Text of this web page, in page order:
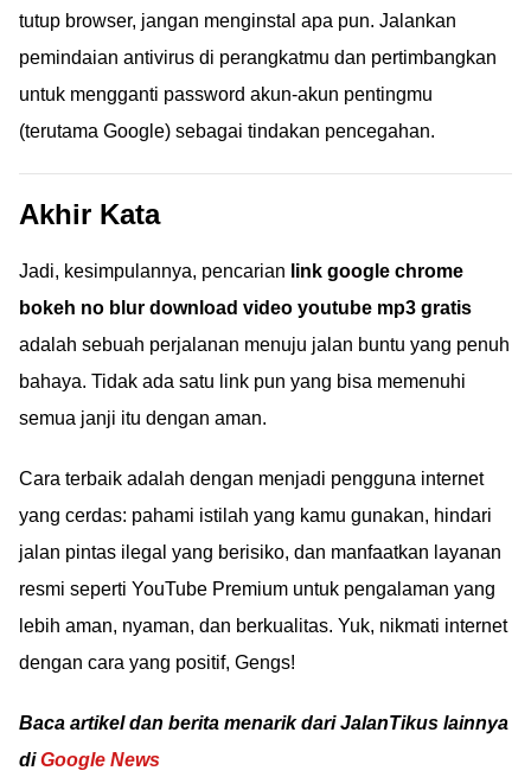
tutup browser, jangan menginstal apa pun. Jalankan
pemindaian antivirus di perangkatmu dan pertimbangkan
untuk mengganti password akun-akun pentingmu
(terutama Google) sebagai tindakan pencegahan.
Akhir Kata
Jadi, kesimpulannya, pencarian link google chrome
bokeh no blur download video youtube mp3 gratis
adalah sebuah perjalanan menuju jalan buntu yang penuh
bahaya. Tidak ada satu link pun yang bisa memenuhi
semua janji itu dengan aman.
Cara terbaik adalah dengan menjadi pengguna internet
yang cerdas: pahami istilah yang kamu gunakan, hindari
jalan pintas ilegal yang berisiko, dan manfaatkan layanan
resmi seperti YouTube Premium untuk pengalaman yang
lebih aman, nyaman, dan berkualitas. Yuk, nikmati internet
dengan cara yang positif, Gengs!
Baca artikel dan berita menarik dari JalanTikus lainnya
diGoogle News